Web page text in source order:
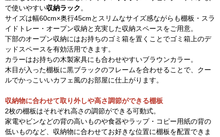
で使いやすい収納ラック 。
サイズは幅60cm×奥行45cmとスリムなサイズ感ながらも棚板・スラ
イドトレー・オープン収納と充実した収納スペースをご用意。
下部のオープン収納にはお持ちのゴミ箱を置くことでゴミ箱上のデ
ッドスペースを有効活用できます。
カラーはお持ちの木製家具にも合わせやすいブラウンカラー。
木目が入った棚板に黒ブラックのフレームを合わせることで、クー
ルでかっこいいカフェ風のお部屋に仕上がります。
収納物に合わせて取り外しや高さ調節ができる棚板
2枚の棚板はそれぞれ高さの調節ができる可動式。
家電やビンなどの背の高いものや食器やラップ・コピー用紙の背の
低いものなど、収納物に合わせてお好きな位置に棚板を配置できま